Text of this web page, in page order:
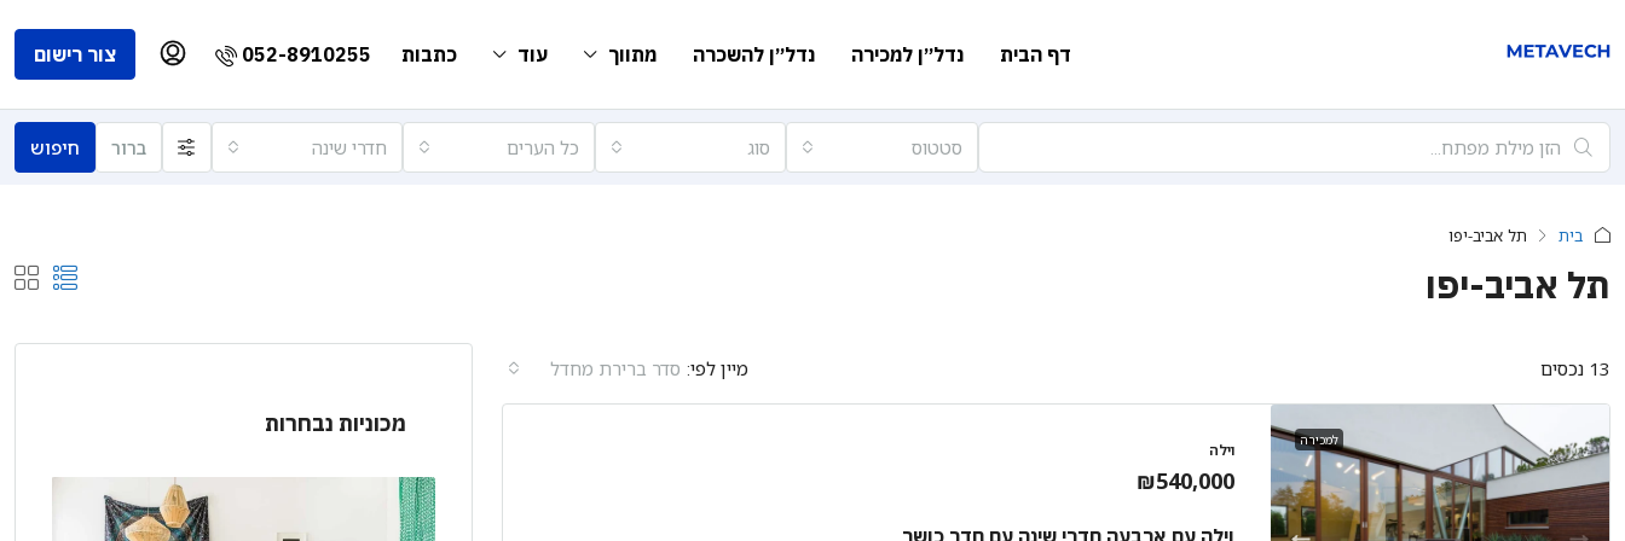
דף הבית נדל״ן למכירה נדל״ן להשכרה מתווך עוד כתבות 052-8910255 צור רישום
סטטוס סוג כל הערים חדרי שינה ברור חיפוש
בית תל אביב-יפו
תל אביב-יפו
13 נכסים מיין לפי: סדר ברירת מחדל
למכירה וילה
₪540,000
וילה עם ארבעה חדרי שינה עם חדר כושר
מכוניות נבחרות